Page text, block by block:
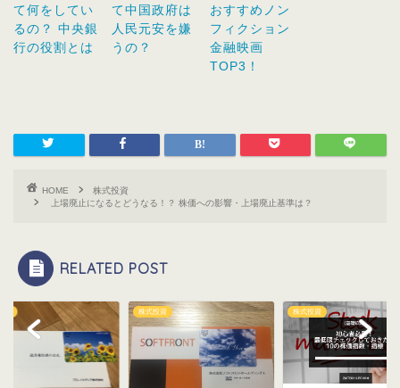
て何をしてい
るの？ 中央銀
行の役割とは
て中国政府は
人民元安を嫌
うの？
おすすめノン
フィクション
金融映画
TOP3！
HOME
株式投資
上場廃止になるとどうなる！？ 株価への影響・上場廃止基準は？
RELATED POST
株式投資 株式投資